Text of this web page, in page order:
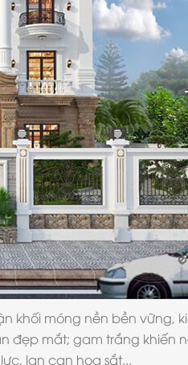
khối móng nền bền vững,
đẹp mắt; gam trắng khiến
lan can hoa sắt...